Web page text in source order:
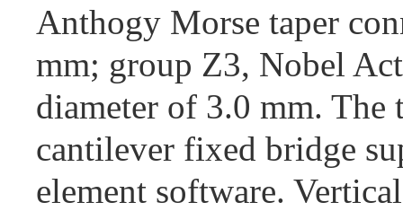
Anthogy Morse taper
mm; group Z3, Nobel
diameter of 3.0 mm.
cantilever fixed bridge
element software.